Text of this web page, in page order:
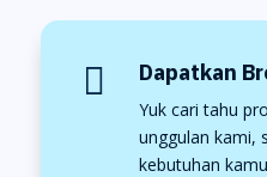
 Dapatkan
Yuk cari tahu
unggulan kami,
kebutuhan